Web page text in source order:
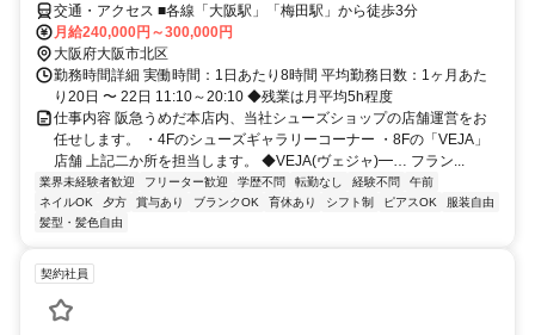
交通・アクセス ■各線「大阪駅」「梅田駅」から徒歩3分
月給240,000円～300,000円
大阪府大阪市北区
勤務時間詳細 実働時間：1日あたり8時間 平均勤務日数：1ヶ月あた
り20日 〜 22日 11:10～20:10 ◆残業は月平均5h程度
仕事内容 阪急うめだ本店内、当社シューズショップの店舗運営をお
任せします。 ・4Fのシューズギャラリーコーナー ・8Fの「VEJA」
店舗 上記二か所を担当します。 ◆VEJA(ヴェジャ)━… フラン...
業界未経験者歓迎 フリーター歓迎 学歴不問 転勤なし 経験不問
午前
ネイルOK
夕方 賞与あり ブランクOK 育休あり シフト制 ピアスOK
服装自由
髪型・髪色自由
契約社員